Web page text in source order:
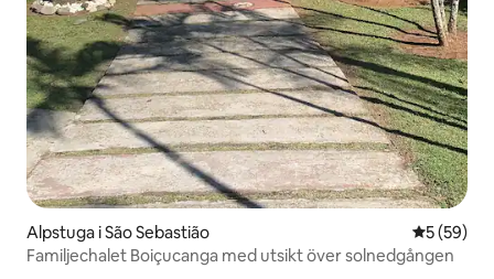
Alpstuga i São Sebastião 5 av 5 i
5 (59)
Familjechalet Boiçucanga med utsikt över solnedgången